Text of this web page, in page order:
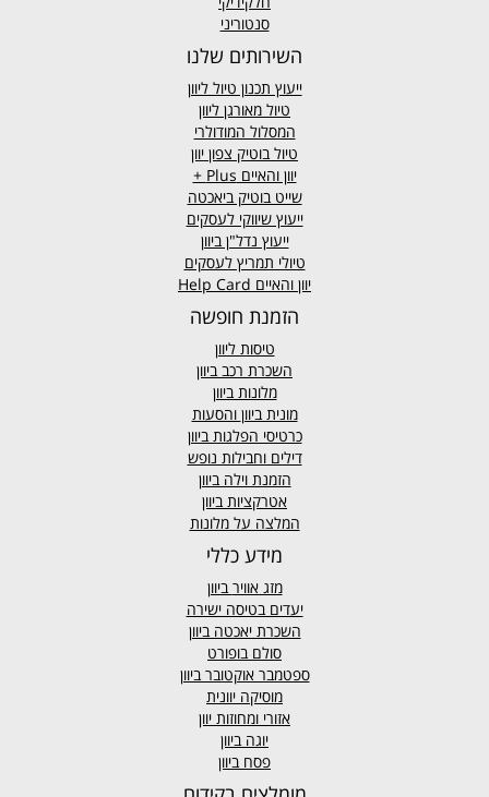
סנטוריני
השירותים שלנו
ייעוץ תכנון טיול ליוון
טיול מאורגן ליוון
המסלול המודולרי
טיול בוטיק צפון יוון
יוון והאיים Plus +
שייט בוטיק ביאכטה
ייעוץ שיווקי לעסקים
ייעוץ נדל"ן ביוון
טיולי תמריץ לעסקים
יוון והאיים Help Card
הזמנת חופשה
טיסות ליוון
השכרת רכב ביוון
מלונות ביוון
מונית ביוון והסעות
כרטיסי הפלגות ביוון
דילים וחבילות נופש
הזמנת וילה ביוון
אטרקציות ביוון
המלצה על מלונות
מידע כללי
מזג אוויר ביוון
יעדים בטיסה ישירה
השכרת יאכטה ביוון
סולם בופורט
ספטמבר אוקטובר ביוון
מוסיקה יוונית
אזורי ומחוזות יוון
יוגה ביוון
פסח ביוון